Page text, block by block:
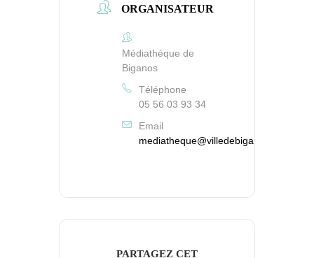
ORGANISATEUR
Médiathèque de
Biganos
Téléphone
05 56 03 93 34
Email
mediatheque@villedebiganos.fr
PARTAGEZ CET